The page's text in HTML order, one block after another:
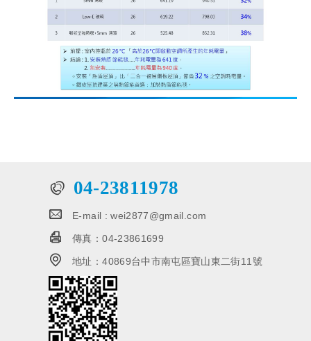
04-23811978
E-mail :wei2877@gmail.com
傳真：04-23861699
地址：40869台中市南屯區寶山東二街11號